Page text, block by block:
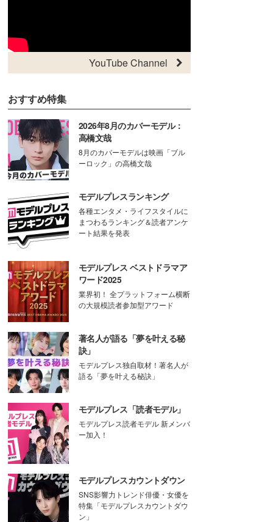
YouTube Channel
おすすめ特集
2026年8月のカバーモデル：
高橋文哉
8月のカバーモデルは映画「ブル
ーロック」の高橋文哉
モデルプレスランキング
各種エンタメ・ライフスタイルに
まつわるランキング＆読者アンケ
ート結果を発表
モデルプレス ベストドラマア
ワード2025
業界初！ 全プラットフォーム横断
の大規模読者参加型アワード
著名人が語る「夢を叶える秘
訣」
モデルプレス独自取材！著名人が
語る「夢を叶える秘訣」
モデルプレス「読者モデル」
モデルプレス読者モデル 新メンバ
ー加入！
モデルプレスカウントダウン
SNS影響力トレンド俳優・女優を
特集「モデルプレスカウントダウ
ン」